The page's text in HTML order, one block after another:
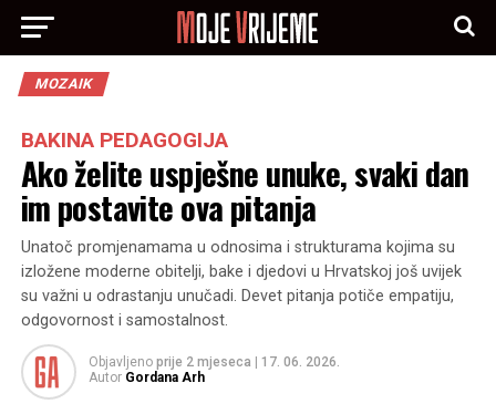
MOZAIK
BAKINA PEDAGOGIJA
Ako želite uspješne unuke, svaki dan
im postavite ova pitanja
Unatoč promjenamama u odnosima i strukturama kojima su
izložene moderne obitelji, bake i djedovi u Hrvatskoj još uvijek
su važni u odrastanju unučadi. Devet pitanja potiče empatiju,
odgovornost i samostalnost.
Objavljeno prije 2 mjeseca
17. 06. 2026.
Autor Gordana Arh